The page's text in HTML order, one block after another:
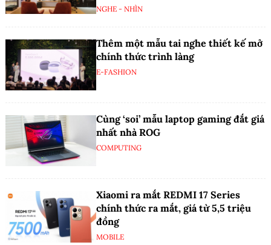
NGHE - NHÌN
Thêm một mẫu tai nghe thiết kế mở
chính thức trình làng
E-FASHION
Cùng ‘soi’ mẫu laptop gaming đắt giá
nhất nhà ROG
COMPUTING
Xiaomi ra mắt REDMI 17 Series
chính thức ra mắt, giá từ 5,5 triệu
đồng
MOBILE